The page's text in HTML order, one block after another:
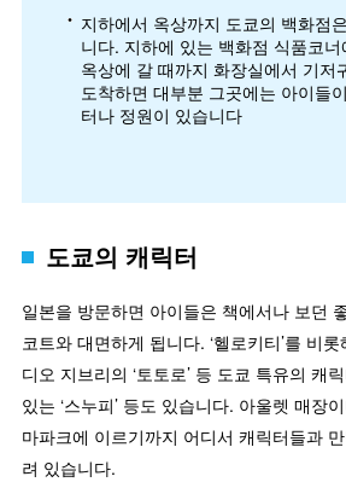
지하에서 옥상까지 도쿄의 백화점
니다. 지하에 있는 백화점 식품코
옥상에 갈 때까지 화장실에서 기저
도착하면 대부분 그곳에는 아이들
터나 정원이 있습니다
도쿄의 캐릭터
일본을 방문하면 아이들은 책에서나 보던
코트와 대면하게 됩니다. ‘헬로키티’를 비롯
디오 지브리의 ‘토토로’ 등 도쿄 특유의 캐
있는 ‘스누피’ 등도 있습니다. 아울렛 매장
마파크에 이르기까지 어디서 캐릭터들과
려 있습니다.